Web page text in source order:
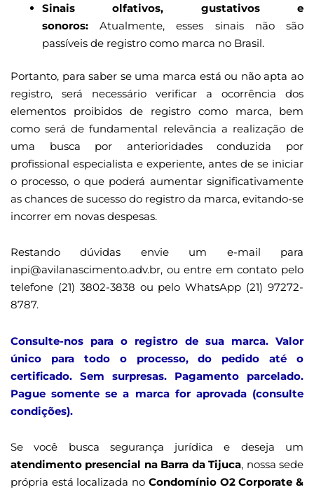
Sinais olfativos, gustativos e
sonoros: Atualmente, esses sinais não são
passíveis de registro como marca no Brasil.
Portanto, para saber se uma marca está ou não apta ao
registro, será necessário verificar a ocorrência dos
elementos proibidos de registro como marca, bem
como será de fundamental relevância a realização de
uma busca por anterioridades conduzida por
profissional especialista e experiente, antes de se iniciar
o processo, o que poderá aumentar significativamente
as chances de sucesso do registro da marca, evitando-se
incorrer em novas despesas.
Restando dúvidas envie um e-mail para
inpi@avilanascimento.adv.br, ou entre em contato pelo
telefone (21) 3802-3838 ou pelo WhatsApp (21) 97272-
8787.
Consulte-nos para o registro de sua marca. Valor
único para todo o processo, do pedido até o
certificado. Sem surpresas. Pagamento parcelado.
Pague somente se a marca for aprovada (consulte
condições).
Se você busca segurança jurídica e deseja um
atendimento presencial na Barra da Tijuca, nossa sede
própria está localizada no Condomínio O2 Corporate &